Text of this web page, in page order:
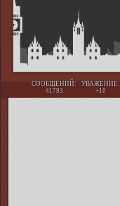
СООБЩЕНИЙ:
41793
УВАЖЕНИЕ:
+10